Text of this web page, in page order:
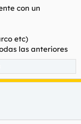
con un
etc)
las anteriores